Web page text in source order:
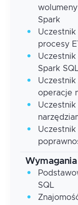
Spark
procesy
Spark
operacje
Wymagania
SQL